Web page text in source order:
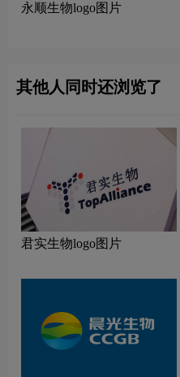
永顺生物logo图片
其他人同时还浏览了
君实生物logo图片